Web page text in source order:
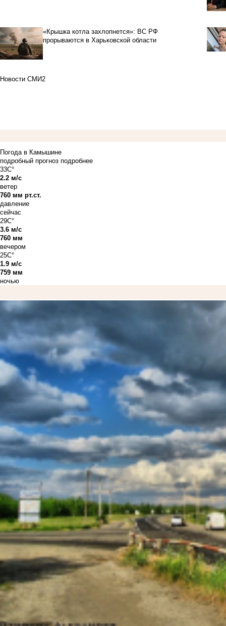
«Крышка котла захлопнется»: ВС РФ
прорываются в Харьковской области
Новости СМИ2
Погода в Камышине
подробный прогноз подробнее
33C°
2.2 м/с
ветер
760 мм рт.ст.
давление
сейчас
29C°
3.6 м/с
760 мм
вечером
25C°
1.9 м/с
759 мм
ночью